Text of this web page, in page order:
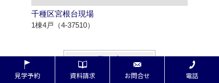
千種区宮根台現場
1棟4戸（4-37510）
見学予約 資料請求 お問合せ 電話